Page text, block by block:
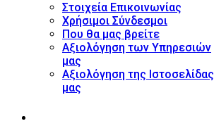
Στοιχεία Επικοινωνίας
Χρήσιμοι Σύνδεσμοι
Που θα μας βρείτε
Αξιολόγηση των Υπηρεσιών
μας
Αξιολόγηση της Ιστοσελίδας
μας